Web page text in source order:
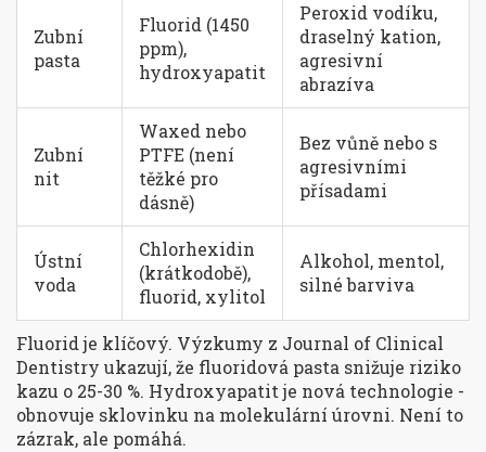
Zubní
pasta
Fluorid (1450
ppm),
hydroxyapatit
Peroxid vodíku,
draselný kation,
agresivní
abrazíva
Zubní
nit
Waxed nebo
PTFE (není
těžké pro
dásně)
Bez vůně nebo s
agresivními
přísadami
Ústní
voda
Chlorhexidin
(krátkodobě),
fluorid, xylitol
Alkohol, mentol,
silné barviva
Fluorid je klíčový. Výzkumy z Journal of Clinical
Dentistry ukazují, že fluoridová pasta snižuje riziko
kazu o 25-30 %. Hydroxyapatit je nová technologie -
obnovuje sklovinku na molekulární úrovni. Není to
zázrak, ale pomáhá.